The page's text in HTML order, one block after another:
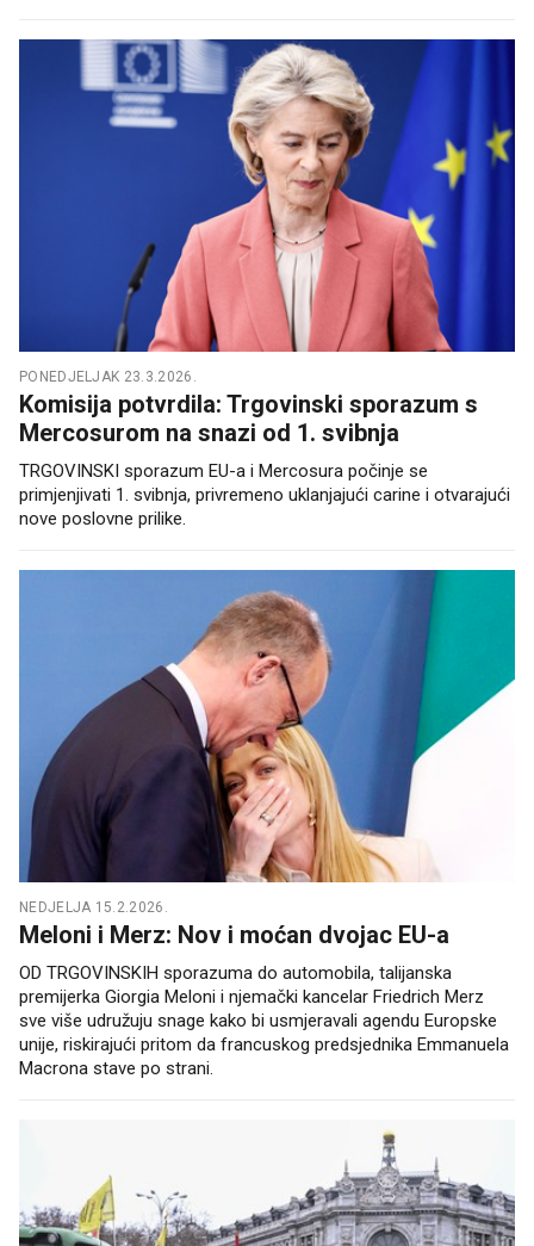
PONEDJELJAK 23.3.2026.
Komisija potvrdila: Trgovinski sporazum s
Mercosurom na snazi od 1. svibnja
TRGOVINSKI sporazum EU-a i Mercosura počinje se
primjenjivati 1. svibnja, privremeno uklanjajući carine i otvarajući
nove poslovne prilike.
NEDJELJA 15.2.2026.
Meloni i Merz: Nov i moćan dvojac EU-a
OD TRGOVINSKIH sporazuma do automobila, talijanska
premijerka Giorgia Meloni i njemački kancelar Friedrich Merz
sve više udružuju snage kako bi usmjeravali agendu Europske
unije, riskirajući pritom da francuskog predsjednika Emmanuela
Macrona stave po strani.